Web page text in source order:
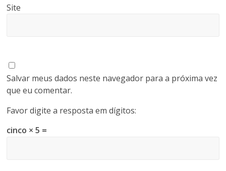
Site
Salvar meus dados neste navegador para a próxima vez
que eu comentar.
Favor digite a resposta em dígitos:
cinco × 5 =